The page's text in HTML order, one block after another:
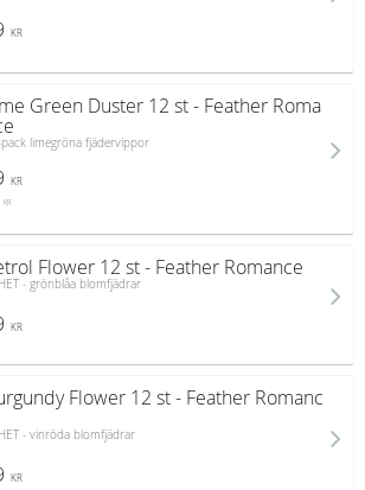
KR
Green Duster 12 st - Feather Roma
limegröna fjädervippor
KR
KR
Flower 12 st - Feather Romance
- grönblåa blomfjädrar
KR
Flower 12 st - Feather Romanc
- vinröda blomfjädrar
KR